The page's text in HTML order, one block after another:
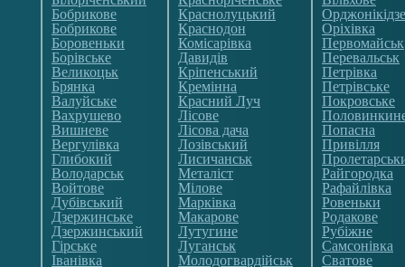
Бобрикове
Бобрикове
Боровеньки
Борівське
Великоцьк
Брянка
Валуйське
Вахрушево
Вишневе
Вергулівка
Глибокий
Володарськ
Войтове
Дубівський
Дзержинське
Дзержинський
Гірське
Іванівка
Краснолуцький
Краснодон
Комісарівка
Давидів
Кріпенський
Кремінна
Красний Луч
Лісове
Лісова дача
Лозівський
Лисичанськ
Металіст
Мілове
Марківка
Макарове
Лутугине
Луганськ
Молодогвардійськ
Орджонікідзе
Оріхівка
Первомайськ
Перевальськ
Петрівка
Петрівське
Покровське
Попасна
Привілля
Райгородка
Рафайлівка
Ровеньки
Родакове
Рубіжне
Самсонівка
Сватове